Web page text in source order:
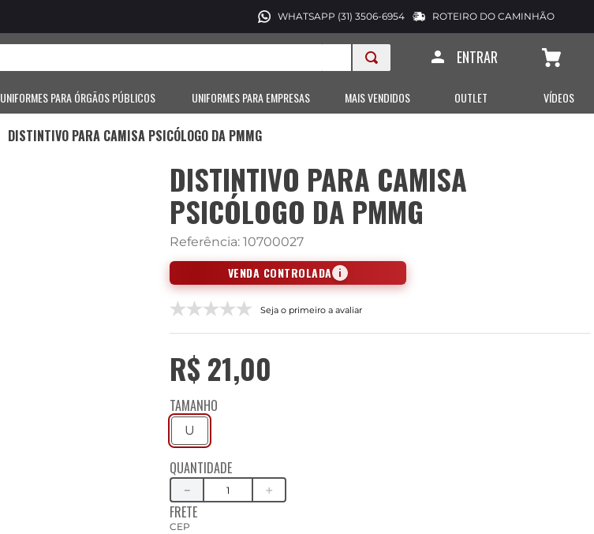
WHATSAPP (31) 3506-6954 ROTEIRO DO CAMINHÃO
ENTRAR
UNIFORMES PARA ÓRGÃOS PÚBLICOS UNIFORMES PARA EMPRESAS MAIS VENDIDOS OUTLET VÍDEOS
DISTINTIVO PARA CAMISA PSICÓLOGO DA PMMG
DISTINTIVO PARA CAMISA
PSICÓLOGO DA PMMG
Referência: 10700027
VENDA CONTROLADA i
Seja o primeiro a avaliar
R$ 21,00
TAMANHO
U
QUANTIDADE
＋
－
FRETE
CEP